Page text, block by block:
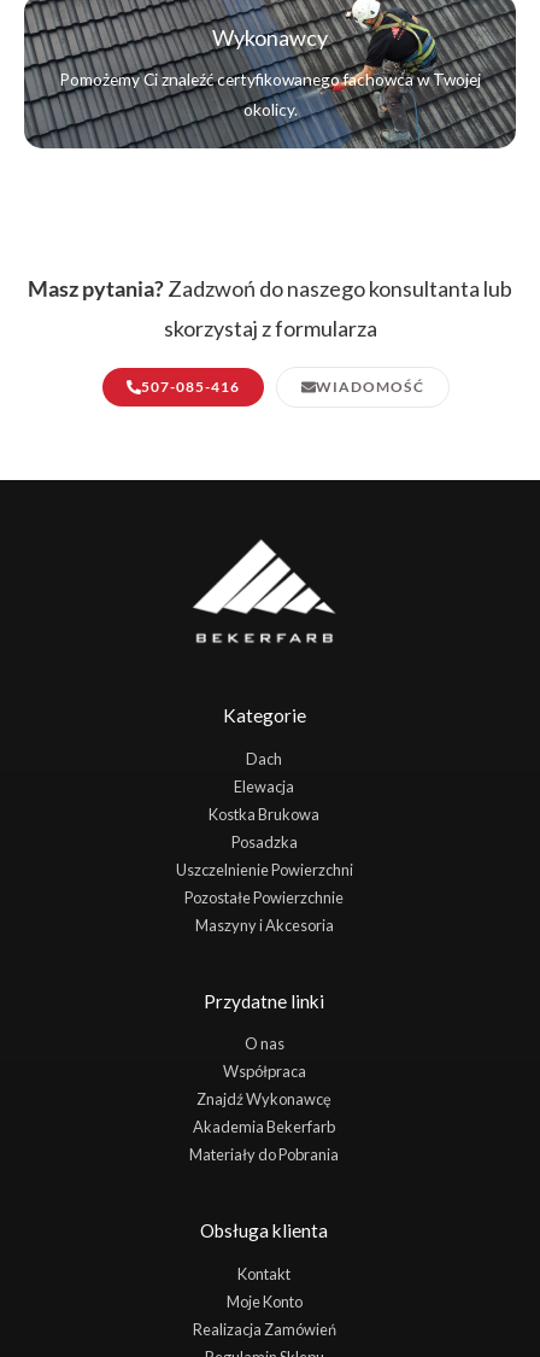
Wykonawcy
Pomożemy Ci znaleźć certyfikowanego fachowca w Twojej
okolicy.
Masz pytania?Zadzwoń do naszego konsultanta lub
skorzystaj z formularza
507-085-416 WIADOMOŚĆ
Kategorie
Dach
Elewacja
Kostka Brukowa
Posadzka
Uszczelnienie Powierzchni
Pozostałe Powierzchnie
Maszyny i Akcesoria
Przydatne linki
O nas
Współpraca
Znajdź Wykonawcę
Akademia Bekerfarb
Materiały do Pobrania
Obsługa klienta
Kontakt
Moje Konto
Realizacja Zamówień